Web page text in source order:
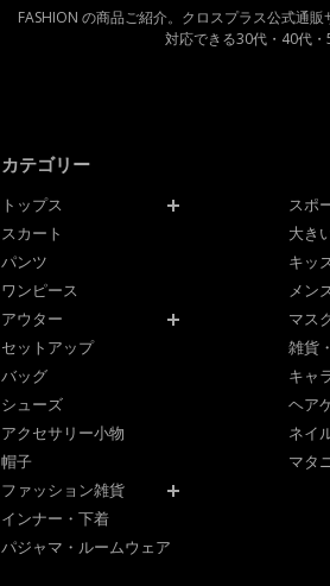
FASHION の商品ご紹介。クロスプラス公式通販
対応できる30代・40代・
カテゴリー
トップス
スカート
パンツ
ワンピース
アウター
セットアップ
バッグ
シューズ
アクセサリー小物
帽子
ファッション雑貨
インナー・下着
パジャマ・ルームウェア
スポ
大き
キッ
メン
マス
雑貨
キャ
ヘア
ネイ
マタ